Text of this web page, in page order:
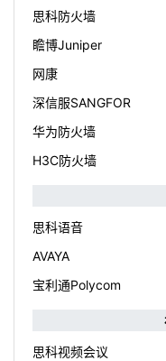
思科防火墙
瞻博Juniper
网康
深信服SANGFOR
华为防火墙
H3C防火墙
思科语音
AVAYA
宝利通Polycom
思科视频会议